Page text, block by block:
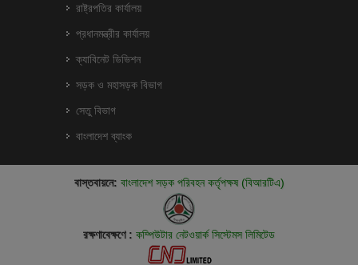
রাষ্ট্রপতির কার্যালয়
প্রধানমন্ত্রীর কার্যালয়
ক্যাবিনেট ডিভিশন
সড়ক ও মহাসড়ক বিভাগ
সেতু বিভাগ
বাংলাদেশ ব্যাংক
বাস্তবায়নে: বাংলাদেশ সড়ক পরিবহন কর্তৃপক্ষ (বিআরটিএ)
রক্ষণাবেক্ষণে : কম্পিউটার নেটওয়ার্ক সিস্টেমস লিমিটেড